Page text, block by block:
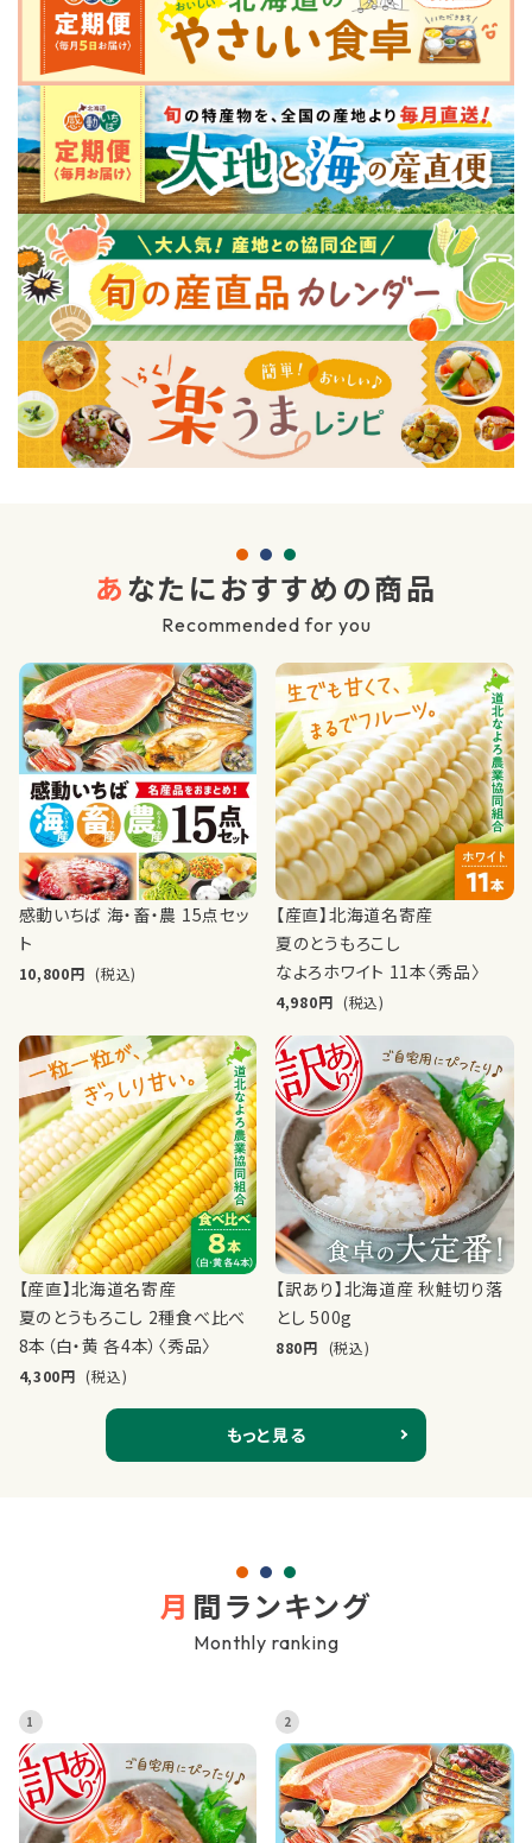
あ なたにおすすめの商品
Recommended for you
感動いちば 海・畜・農 15点セッ
ト
10,800 (税込)
【産直】北海道名寄産
夏のとうもろこし
なよろホワイト 11本〈秀品〉
4,980 (税込)
【産直】北海道名寄産
夏のとうもろこし 2種食べ比べ
8本（白・黄 各4本）〈秀品〉
4,300 (税込)
【訳あり】北海道産 秋鮭切り落
とし 500g
880 (税込)
もっと見る
月 間ランキング
Monthly ranking
1 2